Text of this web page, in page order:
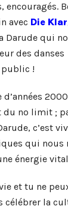
encouragés.
avec Die Klar
Darude qui
des danses
!
d’années
du no limit ;
c’est
qui nous
énergie
et tu ne
célébrer la